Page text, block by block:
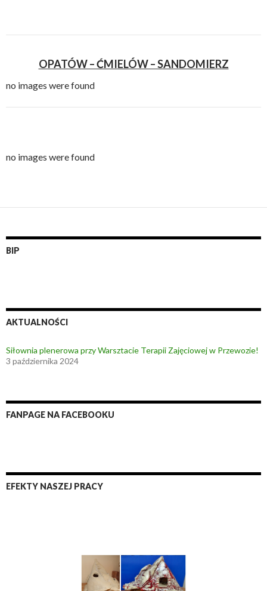
OPATÓW – ĆMIELÓW – SANDOMIERZ
no images were found
no images were found
BIP
AKTUALNOŚCI
Siłownia plenerowa przy Warsztacie Terapii Zajęciowej w Przewozie!
3 października 2024
FANPAGE NA FACEBOOKU
EFEKTY NASZEJ PRACY